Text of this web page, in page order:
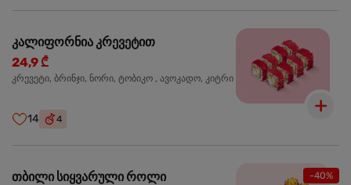
კალიფორნია კრევეტით
24,9 ₾
კრევეტი, ბრინჯი, ნორი, ტობიკო , ავოკადო, კიტრი
14 4
-40%
თბილი სიყვარული როლი